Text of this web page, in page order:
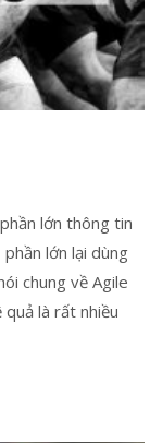
lớn thông tin
lớn lại dùng
chung về Agile
là rất nhiều